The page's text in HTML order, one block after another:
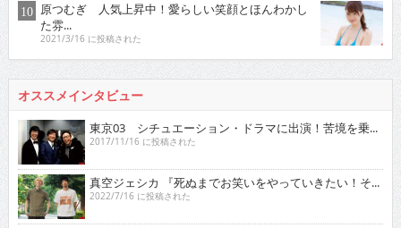
原つむぎ 人気上昇中！愛らしい笑顔とほんわかし
た雰...
2021/3/16 に投稿された
オススメインタビュー
東京03 シチュエーション・ドラマに出演！苦境を乗...
2017/11/16 に投稿された
真空ジェシカ 『死ぬまでお笑いをやっていきたい！そ...
2022/7/16 に投稿された